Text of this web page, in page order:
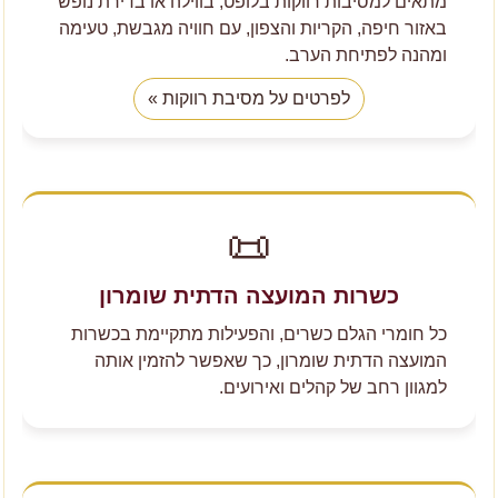
באזור חיפה, הקריות והצפון, עם חוויה מגבשת, טעימה
ומהנה לפתיחת הערב.
לפרטים על מסיבת רווקות »
📜
כשרות המועצה הדתית שומרון
כל חומרי הגלם כשרים, והפעילות מתקיימת בכשרות
המועצה הדתית שומרון, כך שאפשר להזמין אותה
למגוון רחב של קהלים ואירועים.